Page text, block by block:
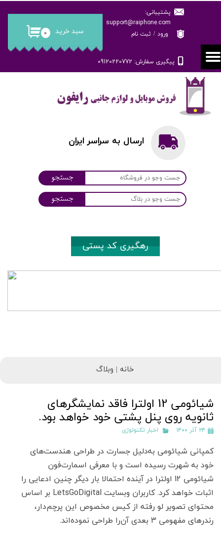
پشتیبانی:
support@raiphone.com
پیگیری سفارش: 09120220772
۰ سبد خرید ورود / ثبت نام
حساب کاربری من
تغییر گذر واژه
سفارشات
خروج از حساب کاربری
جستجو
جستجو
ارسال به سراسر ایران
رهگیری کد پستی
خانه | وبلاگ
شیائومی 12 اولترا فاقد نمایشگرهای
ثانویه روی پنل پشتی خود خواهد بود.
۲۴ آذر ۱۴۰۰ اخبار تکنولوژی
کمپانی شیائومی به‌دلیل جسارت در طراحی هندست‌های
خود به شهرت رسیده است و با معرفی اسمارت‌فون
شیائومی 12 اولترا در آینده احتمالا بار دیگر چنین ادعایی را
اثبات خواهد کرد. کاربران وبسایت LetsGoDigital بر اساس
محتوای تصویر لو رفته از کیس مخصوص این پرچم‌دار،
رندرهای مفهومی 3 بعدی آن‌را طراحی نموده‌اند.